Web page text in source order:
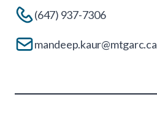
(647) 937-7306
mandeep.kaur@mtgarc.ca